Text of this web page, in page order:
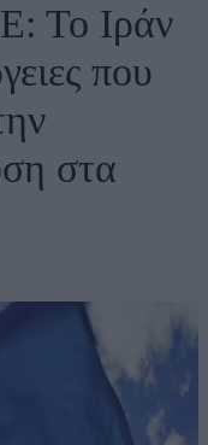
Το Ιράν
που
στα